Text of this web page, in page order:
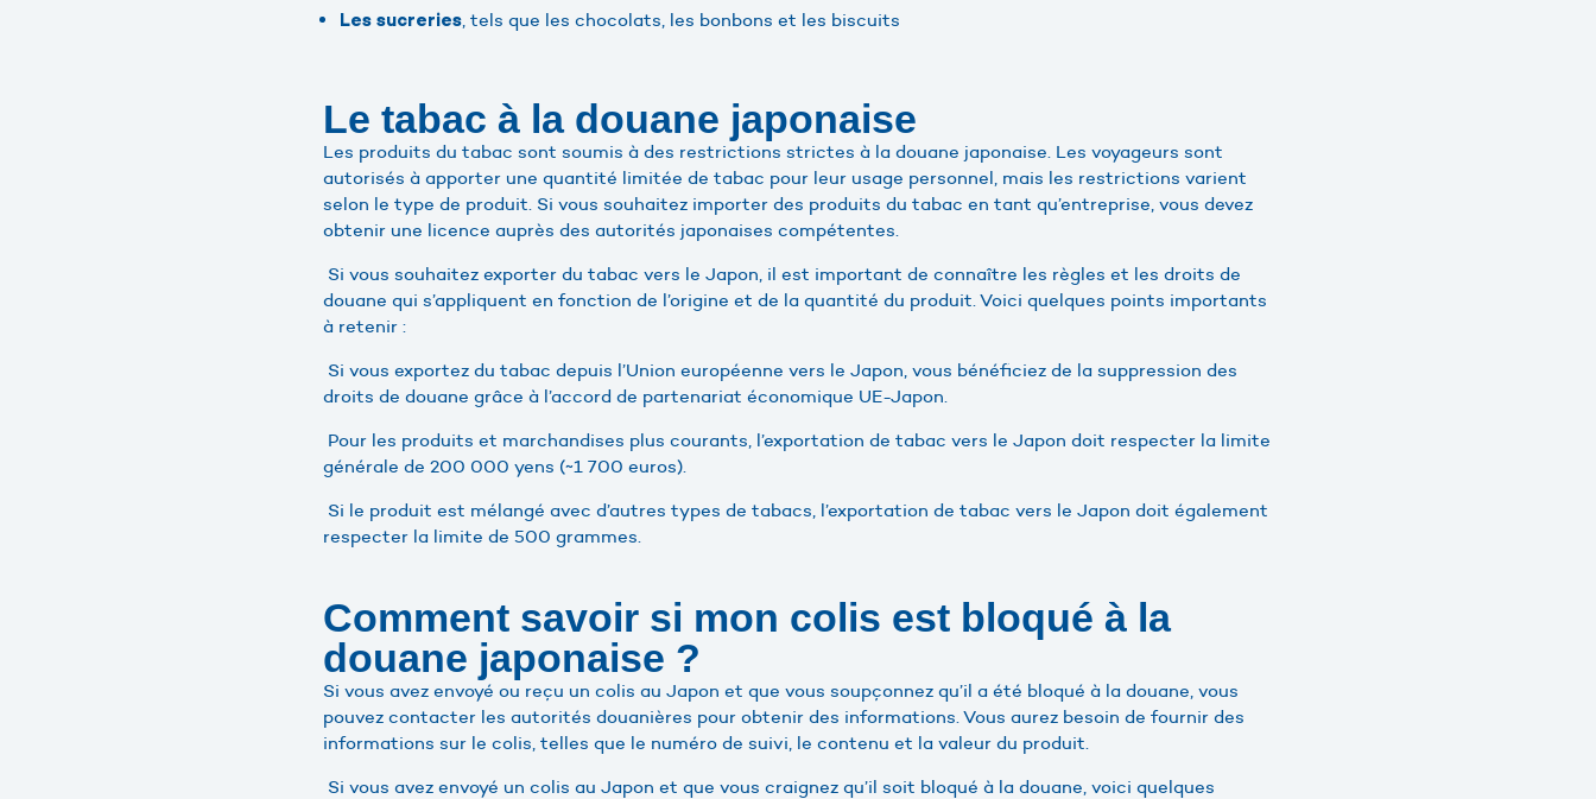
Les sucreries, tels que les chocolats, les bonbons et les biscuits
Le tabac à la douane japonaise
Les produits du tabac sont soumis à des restrictions strictes à la douane japonaise. Les voyageurs sont
autorisés à apporter une quantité limitée de tabac pour leur usage personnel, mais les restrictions varient
selon le type de produit. Si vous souhaitez importer des produits du tabac en tant qu’entreprise, vous devez
obtenir une licence auprès des autorités japonaises compétentes.
Si vous souhaitez exporter du tabac vers le Japon, il est important de connaître les règles et les droits de
douane qui s’appliquent en fonction de l’origine et de la quantité du produit. Voici quelques points importants
à retenir :
Si vous exportez du tabac depuis l’Union européenne vers le Japon, vous bénéficiez de la suppression des
droits de douane grâce à l’accord de partenariat économique UE-Japon.
Pour les produits et marchandises plus courants, l’exportation de tabac vers le Japon doit respecter la limite
générale de 200 000 yens (~1 700 euros).
Si le produit est mélangé avec d’autres types de tabacs, l’exportation de tabac vers le Japon doit également
respecter la limite de 500 grammes.
Comment savoir si mon colis est bloqué à la
douane japonaise ?
Si vous avez envoyé ou reçu un colis au Japon et que vous soupçonnez qu’il a été bloqué à la douane, vous
pouvez contacter les autorités douanières pour obtenir des informations. Vous aurez besoin de fournir des
informations sur le colis, telles que le numéro de suivi, le contenu et la valeur du produit.
Si vous avez envoyé un colis au Japon et que vous craignez qu’il soit bloqué à la douane, voici quelques